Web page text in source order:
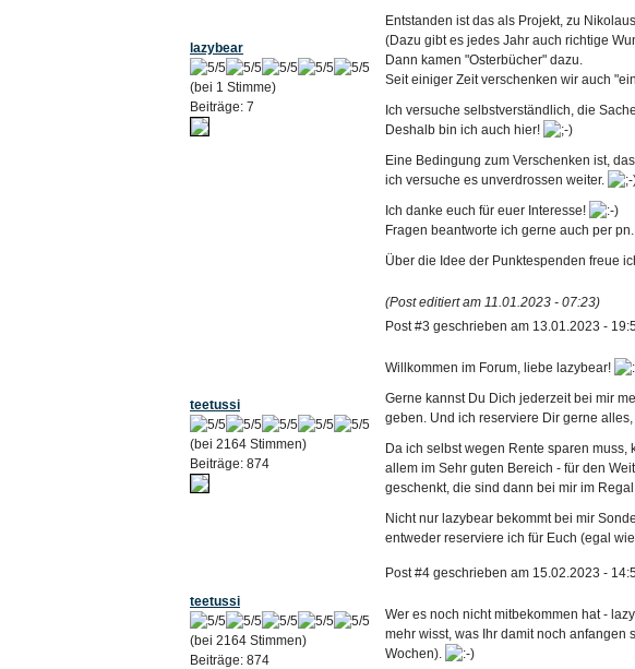
lazybear
(bei 1 Stimme)
Beiträge: 7
Entstanden ist das als Projekt, zu
(Dazu gibt es jedes Jahr auch richtige
Dann kamen "Osterbücher" dazu.
Seit einiger Zeit verschenken wir auch
Ich versuche selbstverständlich, die
Deshalb bin ich auch hier!
Eine Bedingung zum Verschenken ist,
ich versuche es unverdrossen weiter.
Ich danke euch für euer Interesse!
Fragen beantworte ich gerne auch per pn.
Über die Idee der Punktespenden freue
(Post editiert am 11.01.2023 - 07:23)
teetussi
(bei 2164 Stimmen)
Beiträge: 874
Post #3 geschrieben am 13.01.2023 -
Willkommen im Forum, liebe lazybear!
Gerne kannst Du Dich jederzeit bei mir
geben. Und ich reserviere Dir gerne
Da ich selbst wegen Rente sparen
allem im Sehr guten Bereich - für den
geschenkt, die sind dann bei mir im
Nicht nur lazybear bekommt bei mir
entweder reserviere ich für Euch (egal
teetussi
(bei 2164 Stimmen)
Beiträge: 874
Post #4 geschrieben am 15.02.2023 -
Wer es noch nicht mitbekommen hat -
mehr wisst, was Ihr damit noch anfangen
Wochen).